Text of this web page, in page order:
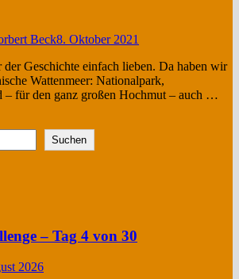
Beck8. Oktober 2021
Geschichte einfach lieben. Da haben wir
Wattenmeer: Nationalpark,
– für den ganz großen Hochmut – auch …
Suchen
– Tag 4 von 30
2026